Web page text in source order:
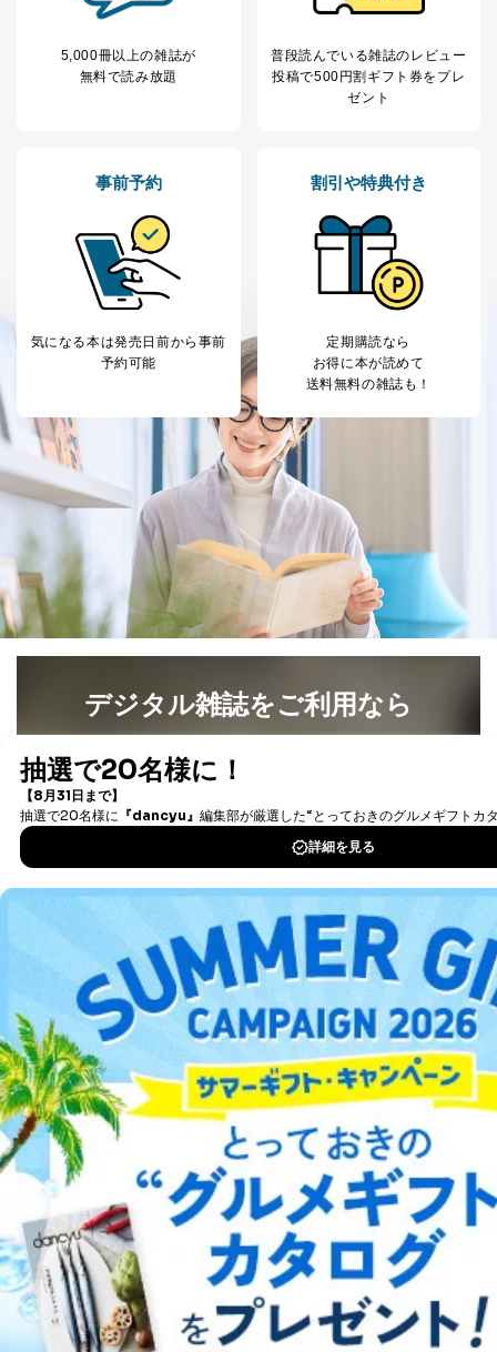
当社にお問合わせ
人情報
お問い合わせ対応、トラブル対
質向上のため
カスタマーQ＆Aサイトの投稿内容
ｅメール等による商品、サービ
採用応募者の方の
個人情報
当社の従業者の個
人情報
人事、総務などの雇用管理等のた
パートナー（提携
企業）からの委託
等をご利用の方の
購入商品配送のため
提携企業及びお客様がご購入され
た商品の発売元企業からのｅメー
ル等による商品、
サービス、キャンペーン等の広告
に関するご案内のため
SNS公式アカウン
トに登録された方
の個人情報
当社のサービス利用状況の把握お
よびその分析のため
お問い合わせ対応、トラブル対
処、オペレーター教育など応対品
質向上のため
その他当社のプライバシーポリシ
ー等にて公表する利用目的達成の
ため
※上記の利用目的のうちNo.1～5については保有個人デ
ータ（開示対象個人情報）の利用目的であり、下記4.の
なお、6、7については、パートナー（提携企業）様又は
各SNS運営会社様にご請求いただきますようお願い致し
３．個人情報の第三者提供について
当社は、取得した個人情報を適切に管理し､あらかじめ
本人の同意を得ることなく第三者に提供することはあり
ません。ただし、次の場合は除きます。
法令に基づく場合
人の生命､身体または財産の保護のために必要がある
場合であって、本人の同意を得ることが困難であると
公衆衛生の向上または児童の健全な育成の推進のため
に特に必要がある場合であって、本人の同意を得るこ
とが困難である場合。
国の機関もしくは地方公共団体またはその委託を受け
た者が法令の定める事務を遂行することに対して協力
する必要がある場合であって、本人の同意を得ること
により当該事務の遂行に支障を及ぼすおそれがあると
き。
上記２．の利用目的を実施するために守秘義務を結ん
だ企業に、業務の一部として個人情報の取扱いを委
託・提供する場合、その業務に必要な範囲で委託・提
供先企業に個人情報を開示することがあります。
委託・提供先企業は具体的には以下のような企業です
が、これらに限りません。
委託先：カスタマーサポート支援会社 、クレジッ
トカード決済などの決済代行・料金回収会社、広
告配信サービス会社
提供先：出版社、出版物発売元、卸売会社、販売
5,000冊以上の雑誌が
無料で読み放題
普段読んでいる雑誌のレビュー
投稿で500円割ギフト券をプレ
ゼント
事前予約
気になる本は発売日前から事前
予約可能
割引や特典付き
定期購読なら
お得に本が読めて
送料無料の雑誌も！
デジタル雑誌をご利用なら
書籍）が無料で読み放題！
DOWNLOAD FOR IOS
DOWNLOAD FOR ANDROID
ご利用方法はこちら
総合案内
アフィリエイト 採用情報
プレスリリース お問い合わせ
利用規約プライバシーポリシー 特定商取引法に基づく表示
出版社の皆様へ
投資家の皆様へサイトマップ